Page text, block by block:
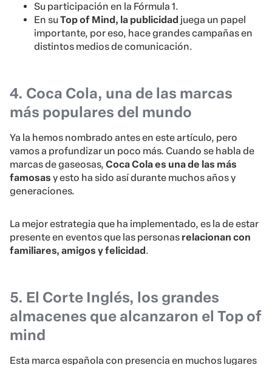
Su participación en la Fórmula 1.
En suTop of Mind, la publicidad juega un papel
importante, por eso, hace grandes campañas en
distintos medios de comunicación.
4. Coca Cola, una de las marcas
más populares del mundo
Ya la hemos nombrado antes en este artículo, pero
vamos a profundizar un poco más. Cuando se habla de
marcas de gaseosas, Coca Cola es una de las más
famosas y esto ha sido así durante muchos años y
generaciones.
La mejor estrategia que ha implementado, es la de estar
presente en eventos que las personas relacionan con
familiares, amigos y felicidad .
5. El Corte Inglés, los grandes
almacenes que alcanzaron el Top of
mind
Esta marca española con presencia en muchos lugares